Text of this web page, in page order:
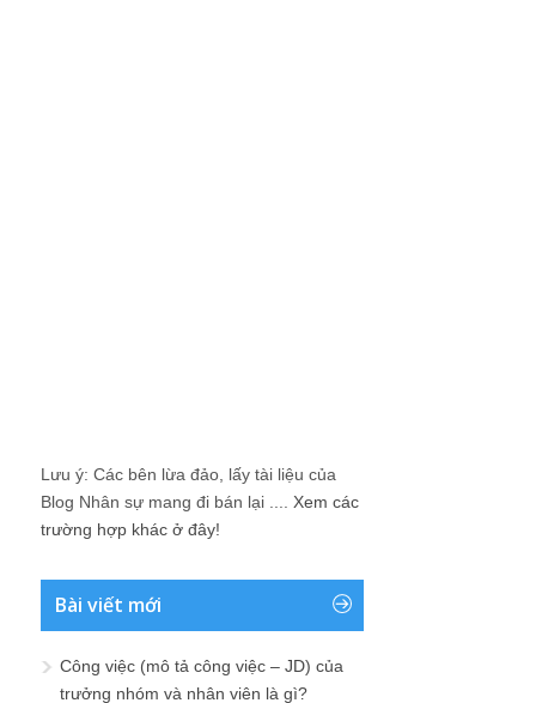
Lưu ý: Các bên lừa đảo, lấy tài liệu của
Blog Nhân sự mang đi bán lại .... Xem các
trường hợp khác ở đây!
Bài viết mới
Công việc (mô tả công việc – JD) của
trưởng nhóm và nhân viên là gì?